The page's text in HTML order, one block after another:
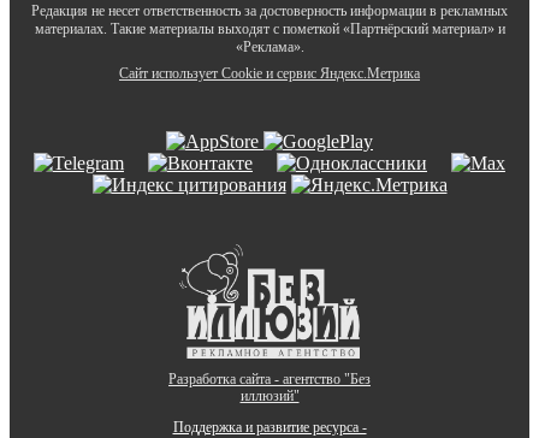
Редакция не несет ответственность за достоверность информации в рекламных
материалах. Такие материалы выходят с пометкой «Партнёрский материал» и
«Реклама».
Сайт использует Cookie и сервиc Яндекс.Метрика
Разработка сайта - агентство "Без
иллюзий"
Поддержка и развитие ресурса -